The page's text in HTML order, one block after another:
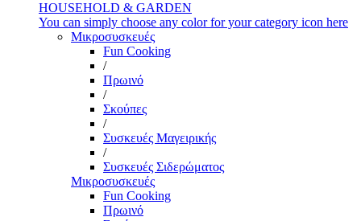
HOUSEHOLD & GARDEN
You can simply choose any color for your category icon here
Μικροσυσκευές
Fun Cooking
/
Πρωινό
/
Σκούπες
/
Συσκευές Μαγειρικής
/
Συσκευές Σιδερώματος
Μικροσυσκευές
Fun Cooking
Πρωινό